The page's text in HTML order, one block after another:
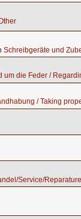
Schreibgeräte und
um die Feder /
/ Taking
Service/